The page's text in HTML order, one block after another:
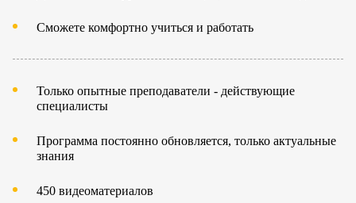
Сможете комфортно учиться и работать
Только опытные преподаватели - действующие
специалисты
Программа постоянно обновляется, только актуальные
знания
450 видеоматериалов